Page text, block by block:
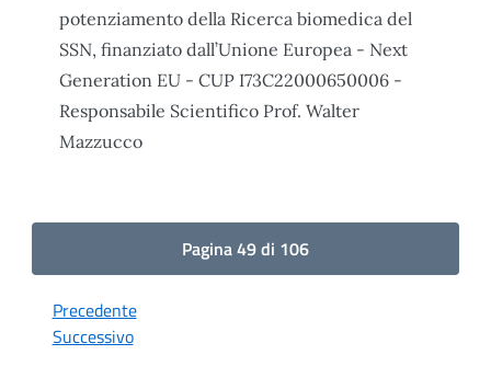
potenziamento della Ricerca biomedica del
SSN, finanziato dall’Unione Europea - Next
Generation EU - CUP I73C22000650006 -
Responsabile Scientifico Prof. Walter
Mazzucco
Pagina 49 di 106
Precedente
Successivo